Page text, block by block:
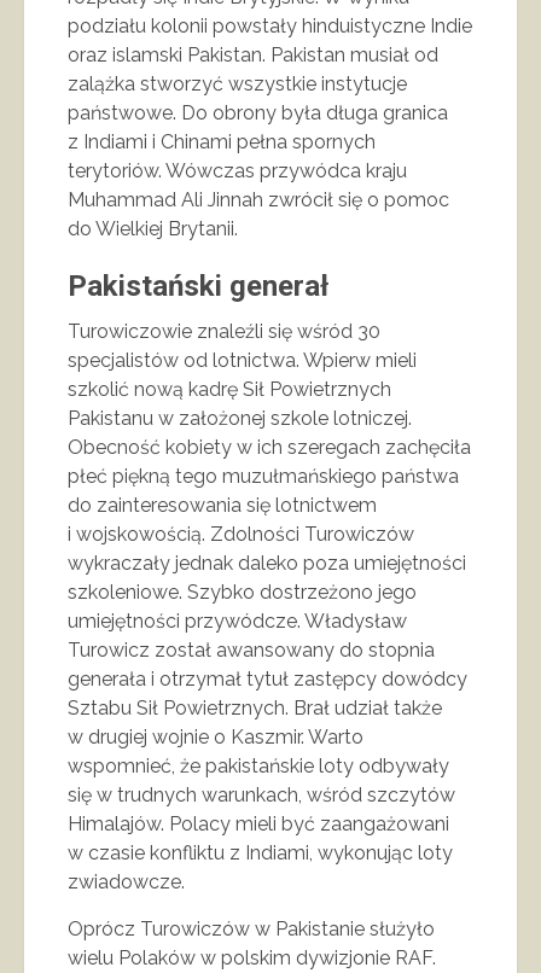
podziału kolonii powstały hinduistyczne Indie
oraz islamski Pakistan. Pakistan musiał od
zalążka stworzyć wszystkie instytucje
państwowe. Do obrony była długa granica
z Indiami i Chinami pełna spornych
terytoriów. Wówczas przywódca kraju
Muhammad Ali Jinnah zwrócił się o pomoc
do Wielkiej Brytanii.
Pakistański generał
Turowiczowie znaleźli się wśród 30
specjalistów od lotnictwa. Wpierw mieli
szkolić nową kadrę Sił Powietrznych
Pakistanu w założonej szkole lotniczej.
Obecność kobiety w ich szeregach zachęciła
płeć piękną tego muzułmańskiego państwa
do zainteresowania się lotnictwem
i wojskowością. Zdolności Turowiczów
wykraczały jednak daleko poza umiejętności
szkoleniowe. Szybko dostrzeżono jego
umiejętności przywódcze. Władysław
Turowicz został awansowany do stopnia
generała i otrzymał tytuł zastępcy dowódcy
Sztabu Sił Powietrznych. Brał udział także
w drugiej wojnie o Kaszmir. Warto
wspomnieć, że pakistańskie loty odbywały
się w trudnych warunkach, wśród szczytów
Himalajów. Polacy mieli być zaangażowani
w czasie konfliktu z Indiami, wykonując loty
zwiadowcze.
Oprócz Turowiczów w Pakistanie służyło
wielu Polaków w polskim dywizjonie RAF.